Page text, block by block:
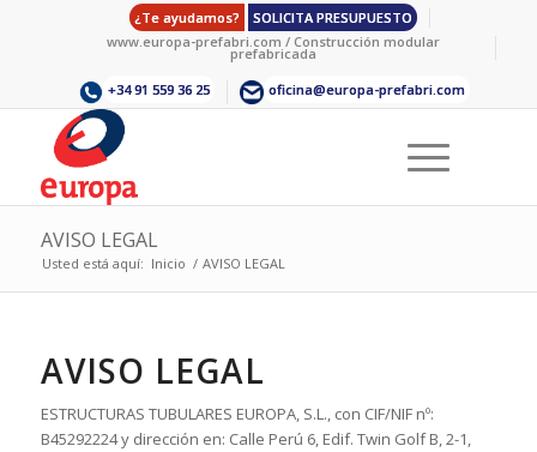
¿Te ayudamos?
SOLICITA PRESUPUESTO
www.europa-prefabri.com / Construcción modular
prefabricada
+34 91 559 36 25
oficina@europa-prefabri.com
AVISO LEGAL
Usted está aquí: Inicio / AVISO LEGAL
AVISO LEGAL
ESTRUCTURAS TUBULARES EUROPA, S.L., con CIF/NIF nº:
B45292224 y dirección en: Calle Perú 6, Edif. Twin Golf B, 2-1,